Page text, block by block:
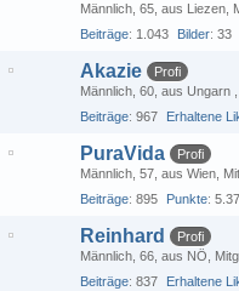
Männlich 65 aus Liezen
Beiträge 1.043 Bilder 33
Akazie
Profi
Männlich 60 aus Ungarn
Beiträge 967 Erhaltene
PuraVida
Profi
Männlich 57 aus Wien
Beiträge 895 Punkte
Reinhard
Profi
Männlich 66 aus NÖ
Beiträge 837 Erhaltene